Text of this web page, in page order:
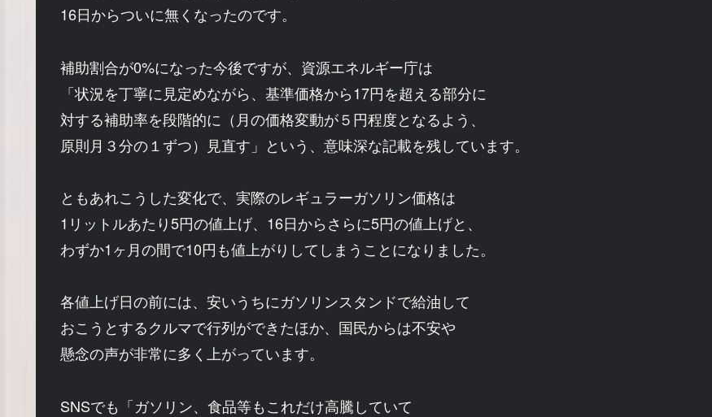
16日からついに無くなったのです。
補助割合が0%になった今後ですが、資源エネルギー庁は
「状況を丁寧に見定めながら、基準価格から17円を超える部分に
対する補助率を段階的に（月の価格変動が５円程度となるよう、
原則月３分の１ずつ）見直す」という、意味深な記載を残しています。
ともあれこうした変化で、実際のレギュラーガソリン価格は
1リットルあたり5円の値上げ、16日からさらに5円の値上げと、
わずか1ヶ月の間で10円も値上がりしてしまうことになりました。
各値上げ日の前には、安いうちにガソリンスタンドで給油して
おこうとするクルマで行列ができたほか、国民からは不安や
懸念の声が非常に多く上がっています。
SNSでも「ガソリン、食品等もこれだけ高騰していて